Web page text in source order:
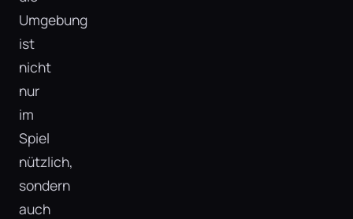
Umgebung
ist
nicht
nur
im
Spiel
nützlich,
sondern
auch